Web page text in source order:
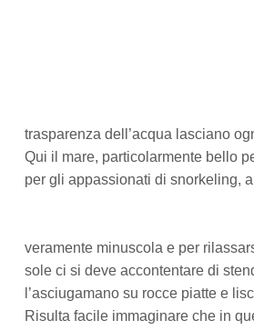
trasparenza dell’acqua lasciano
Qui il mare, particolarmente bello
per gli appassionati di snorkeling,
veramente minuscola e per
sole ci si deve accontentare di
l’asciugamano su rocce piatte e
Risulta facile immaginare che in